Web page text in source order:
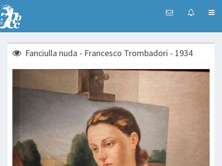
Fanciulla nuda - Francesco Trombadori - 1934